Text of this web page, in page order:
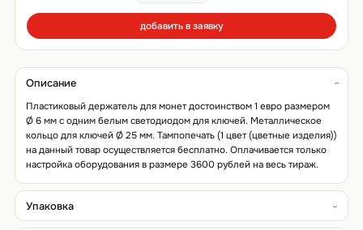
добавить в заявку
Описание
Пластиковый держатель для монет достоинством 1 евро размером
Ø 6 мм с одним белым светодиодом для ключей. Металлическое
кольцо для ключей Ø 25 мм. Тампопечать (1 цвет (цветные изделия))
на данный товар осуществляется бесплатно. Оплачивается только
настройка оборудования в размере 3600 рублей на весь тираж.
Упаковка